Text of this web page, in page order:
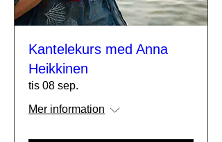
Kantelekurs med Anna
Heikkinen
tis 08 sep.
Mer information